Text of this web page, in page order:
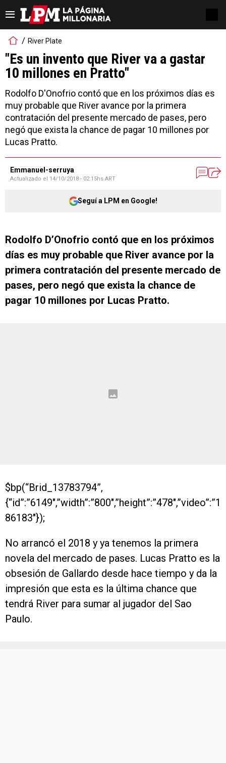
River Plate
"Es un invento que River va a gastar
10 millones en Pratto"
Rodolfo D'Onofrio contó que en los próximos días es
muy probable que River avance por la primera
contratación del presente mercado de pases, pero
negó que exista la chance de pagar 10 millones por
Lucas Pratto.
Emmanuel-serruya
Actualizado el 14/10/2018 - 02:15hs ART
Seguí a LPM en Google!
Rodolfo D’Onofrio contó que en los próximos
días es muy probable que River avance por la
primera contratación del presente mercado de
pases, pero negó que exista la chance de
pagar 10 millones por Lucas Pratto.
$bp(“Brid_13783794”,
{“id”:”6149″,”width”:”800″,”height”:”478″,”video”:”1
86183″});
No arrancó el 2018 y ya tenemos la primera
novela del mercado de pases. Lucas Pratto es la
obsesión de Gallardo desde hace tiempo y da la
impresión que esta es la última chance que
tendrá River para sumar al jugador del Sao
Paulo.